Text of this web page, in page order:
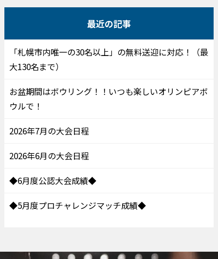
最近の記事
「札幌市内唯一の30名以上」の無料送迎に対応！（最
大130名まで）
お盆期間はボウリング！！いつも楽しいオリンピアボ
ウルで！
2026年7月の大会日程
2026年6月の大会日程
◆6月度公認大会成績◆
◆5月度プロチャレンジマッチ成績◆